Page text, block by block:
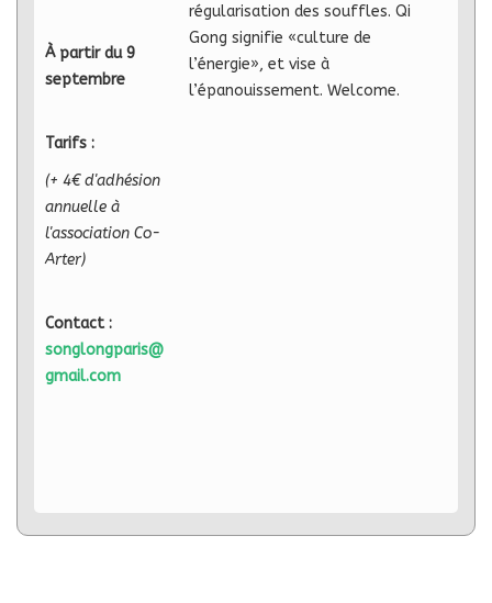
À partir du 9
septembre
Tarifs :
(+ 4€ d'adhésion
annuelle à
l'association Co-
Arter)
Contact :
songlongparis@
gmail.com
régularisation des souffles. Qi
Gong signifie «culture de
l’énergie», et vise à
l’épanouissement. Welcome.